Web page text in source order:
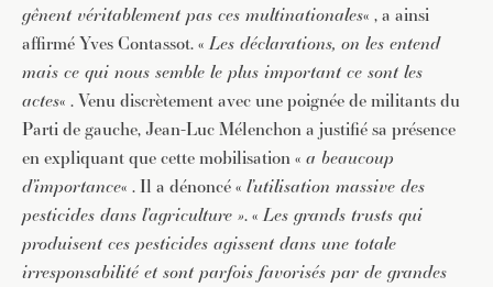
gênent véritablement pas ces multinationales« , a ainsi
affirmé Yves Contassot. «Les déclarations, on les entend
mais ce qui nous semble le plus important ce sont les
actes« . Venu discrètement avec une poignée de militants du
Parti de gauche, Jean-Luc Mélenchon a justifié sa présence
en expliquant que cette mobilisation « a beaucoup
d’importance« . Il a dénoncé « l’utilisation massive des
pesticides dans l’agriculture ». «Les grands trusts qui
produisent ces pesticides agissent dans une totale
irresponsabilité et sont parfois favorisés par de grandes